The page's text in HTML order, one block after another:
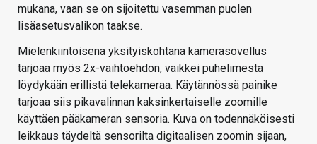
mukana, vaan se on sijoitettu vasemman puolen
lisäasetusvalikon taakse.
Mielenkiintoisena yksityiskohtana kamerasovellus
tarjoaa myös 2x-vaihtoehdon, vaikkei puhelimesta
löydykään erillistä telekameraa. Käytännössä painike
tarjoaa siis pikavalinnan kaksinkertaiselle zoomille
käyttäen pääkameran sensoria. Kuva on todennäköisesti
leikkaus täydeltä sensorilta digitaalisen zoomin sijaan,